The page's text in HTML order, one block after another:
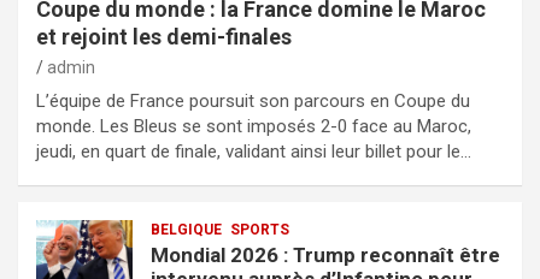
Coupe du monde : la France domine le Maroc
et rejoint les demi-finales
admin
L’équipe de France poursuit son parcours en Coupe du
monde. Les Bleus se sont imposés 2-0 face au Maroc,
jeudi, en quart de finale, validant ainsi leur billet pour le…
BELGIQUE SPORTS
Mondial 2026 : Trump reconnaît être